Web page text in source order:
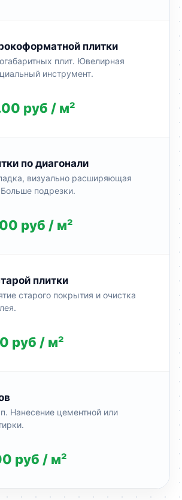
плитки
плит. Ювелирная
инструмент.
руб / м²
по диагонали
визуально расширяющая
подрезки.
руб / м²
плитки
старого покрытия и очистка
руб / м²
Нанесение цементной или
руб / м²